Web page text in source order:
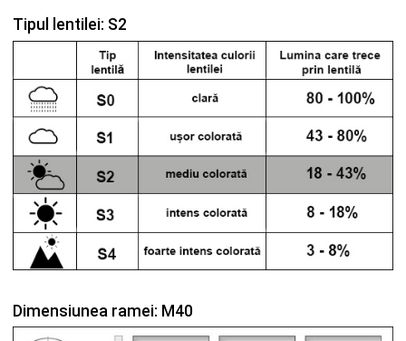
Tipul lentilei: S2
Dimensiunea ramei: M40